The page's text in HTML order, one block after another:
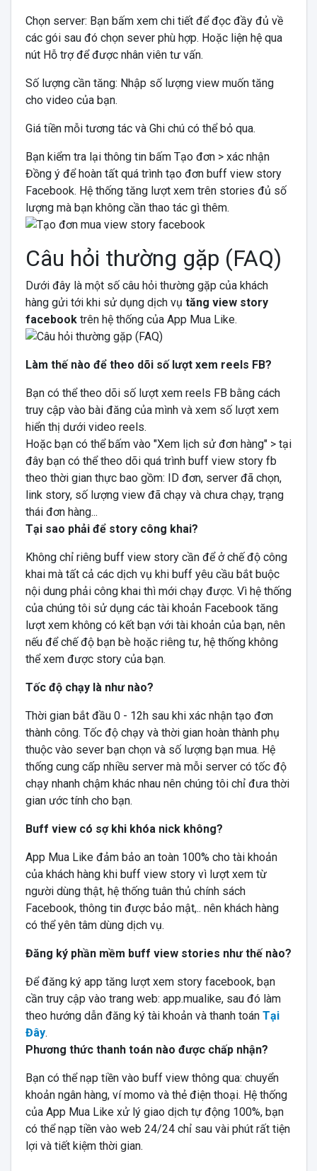
Chọn server: Bạn bấm xem chi tiết để đọc đầy đủ về
các gói sau đó chọn sever phù hợp. Hoặc liện hệ qua
nút Hỗ trợ để được nhân viên tư vấn.
Số lượng cần tăng: Nhập số lượng view muốn tăng
cho video của bạn.
Giá tiền mỗi tương tác và Ghi chú có thể bỏ qua.
Bạn kiểm tra lại thông tin bấm Tạo đơn > xác nhận
Đồng ý để hoàn tất quá trình tạo đơn buff view story
Facebook. Hệ thống tăng lượt xem trên stories đủ số
lượng mà bạn không cần thao tác gì thêm.
Câu hỏi thường gặp (FAQ)
Dưới đây là một số câu hỏi thường gặp của khách
hàng gửi tới khi sử dụng dịch vụ tăng view story
facebooktrên hệ thống của App Mua Like.
Làm thế nào để theo dõi số lượt xem reels FB?
Bạn có thể theo dõi số lượt xem reels FB bằng cách
truy cập vào bài đăng của mình và xem số lượt xem
hiển thị dưới video reels.
Hoặc bạn có thể bấm vào "Xem lịch sử đơn hàng" > tại
đây bạn có thể theo dõi quá trình buff view story fb
theo thời gian thực bao gồm: ID đơn, server đã chọn,
link story, số lượng view đã chạy và chưa chạy, trạng
thái đơn hàng...
Tại sao phải để story công khai?
Không chỉ riêng buff view story cần để ở chế độ công
khai mà tất cả các dịch vụ khi buff yêu cầu bắt buộc
nội dung phải công khai thì mới chạy được. Vì hệ thống
của chúng tôi sử dụng các tài khoản Facebook tăng
lượt xem không có kết bạn với tài khoản của bạn, nên
nếu để chế độ bạn bè hoặc riêng tư, hệ thống không
thể xem được story của bạn.
Tốc độ chạy là như nào?
Thời gian bắt đầu 0 - 12h sau khi xác nhận tạo đơn
thành công. Tốc độ chạy và thời gian hoàn thành phụ
thuộc vào sever bạn chọn và số lượng bạn mua. Hệ
thống cung cấp nhiều server mà mỗi server có tốc độ
chạy nhanh chậm khác nhau nên chúng tôi chỉ đưa thời
gian ước tính cho bạn.
Buff view có sợ khi khóa nick không?
App Mua Like đảm bảo an toàn 100% cho tài khoản
của khách hàng khi buff view story vì lượt xem từ
người dùng thật, hệ thống tuân thủ chính sách
Facebook, thông tin được bảo mật,.. nên khách hàng
có thể yên tâm dùng dịch vụ.
Đăng ký phần mềm buff view stories như thế nào?
Để đăng ký app tăng lượt xem story facebook, bạn
cần truy cập vào trang web: app.mualike, sau đó làm
theo hướng dẫn đăng ký tài khoản và thanh toán Tại
Đây.
Phương thức thanh toán nào được chấp nhận?
Bạn có thể nạp tiền vào buff view thông qua: chuyển
khoản ngân hàng, ví momo và thẻ điện thoại. Hệ thống
của App Mua Like xử lý giao dịch tự động 100%, bạn
có thể nạp tiền vào web 24/24 chỉ sau vài phút rất tiện
lợi và tiết kiệm thời gian.